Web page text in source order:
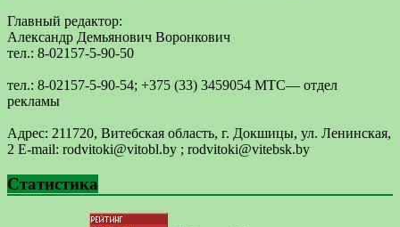
Главный редактор:
Александр Демьянович Воронкович
тел.: 8-02157-5-90-50
тел.: 8-02157-5-90-54; +375 (33) 3459054 МТС— отдел
рекламы
Адрес: 211720, Витебская область, г. Докшицы, ул. Ленинская,
2 E-mail: ​rodvitoki@​​vitobl​.by ; rodvitoki@vitebsk.by
Статистика